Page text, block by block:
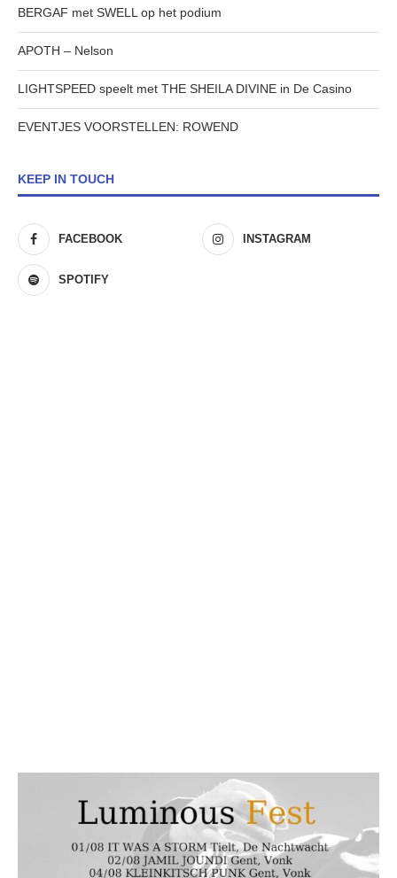
BERGAF met SWELL op het podium
APOTH – Nelson
LIGHTSPEED speelt met THE SHEILA DIVINE in De Casino
EVENTJES VOORSTELLEN: ROWEND
KEEP IN TOUCH
FACEBOOK INSTAGRAM
SPOTIFY